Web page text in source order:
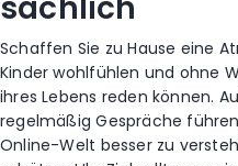
Schaffen Sie zu Hause eine
Kinder wohlfühlen und ohne
ihres Lebens reden können.
regelmäßig Gespräche
Online-Welt besser zu